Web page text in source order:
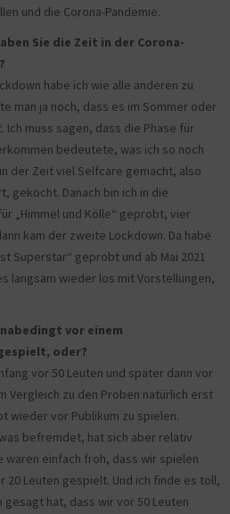
und die Corona-Pandemie.
Sie die Zeit in der Corona-
habe ich wie alle anderen zu
man ja noch, dass es im Sommer oder
muss sagen, dass die Phase für
bedeutete, was ich so noch
der Zeit viel Selfcare gemacht, also
gekocht. Danach bin ich in die
„Himmel und Kölle“ geprobt, vier
kam der zweite Lockdown. Da habe
Superstar“ geprobt und ab Mai 2021
langsam wieder los mit Vorstellungen,
vor einem
oder?
vor 50 Leuten und später dann vor
Vergleich zu den Proben natürlich erst
wieder vor Publikum zu spielen.
befremdet, hat sich aber relativ
waren einfach froh, dass wir spielen
20 Leuten gespielt. Und ich finde es toll,
gesagt hat, dass wir vor 50 Leuten